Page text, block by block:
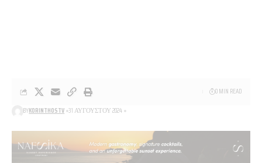
BYKORINTHOSTV 31 ΑΥΓΟΎΣΤΟΥ 2024
0 MIN READ